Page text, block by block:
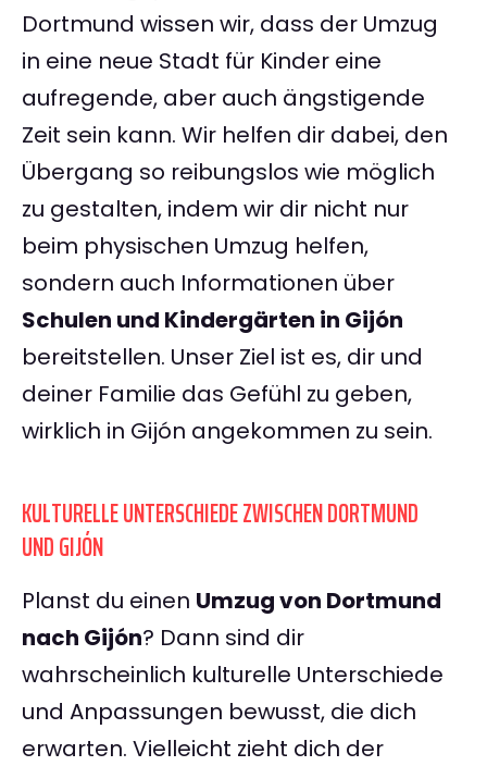
Dortmund wissen wir, dass der Umzug
in eine neue Stadt für Kinder eine
aufregende, aber auch ängstigende
Zeit sein kann. Wir helfen dir dabei, den
Übergang so reibungslos wie möglich
zu gestalten, indem wir dir nicht nur
beim physischen Umzug helfen,
sondern auch Informationen über
Schulen und Kindergärten in Gijón
bereitstellen. Unser Ziel ist es, dir und
deiner Familie das Gefühl zu geben,
wirklich in Gijón angekommen zu sein.
KULTURELLE UNTERSCHIEDE ZWISCHEN DORTMUND
UND GIJÓN
Planst du einen Umzug von Dortmund
nach Gijón? Dann sind dir
wahrscheinlich kulturelle Unterschiede
und Anpassungen bewusst, die dich
erwarten. Vielleicht zieht dich der